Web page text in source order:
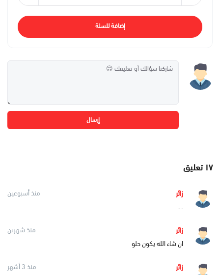
إضافة للسلة
إرسال
١٧ تعليق
زائر
منذ أسبوعين
....
زائر
منذ شهرين
ان شاء الله يكون حلو
زائر
منذ 3 أشهر